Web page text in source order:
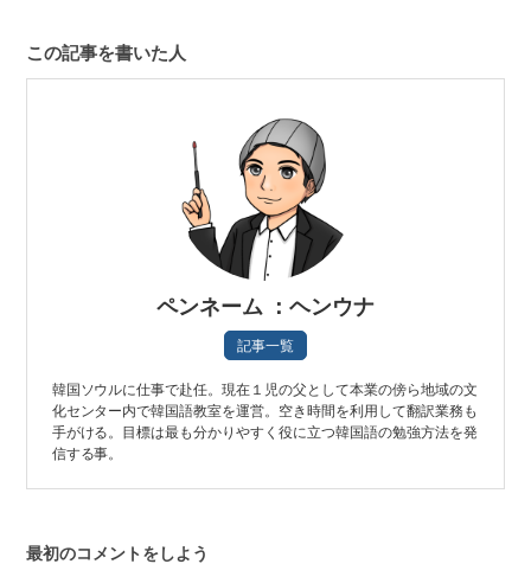
この記事を書いた人
ペンネーム ：ヘンウナ
記事一覧
韓国ソウルに仕事で赴任。現在１児の父として本業の傍ら地域の文
化センター内で韓国語教室を運営。空き時間を利用して翻訳業務も
手がける。目標は最も分かりやすく役に立つ韓国語の勉強方法を発
信する事。
最初のコメントをしよう